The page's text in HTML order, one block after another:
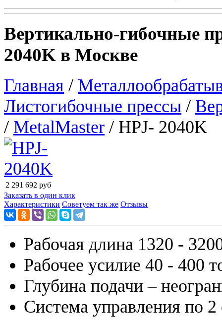
Вертикально-гибочные
2040K в Москве
Главная /
Листогибочные прессы /
/ MetalMaster / HPJ- 2040K
2 291 692 руб
Заказать в один клик
Характеристики Советуем так же Отзывы
Рабочая длина 1320 -
Рабочее усилие 40 - 400
Глубина подачи –
Система управления по